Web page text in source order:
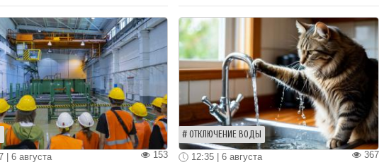
153
| 6 августа
ОТКЛЮЧЕНИЕ ВОДЫ
367
12:35 | 6 августа